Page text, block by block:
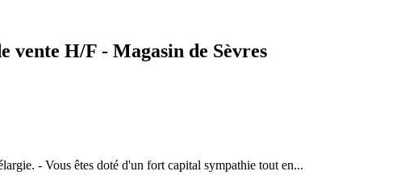
vente H/F - Magasin de Sèvres
- Vous êtes doté d'un fort capital sympathie tout en...